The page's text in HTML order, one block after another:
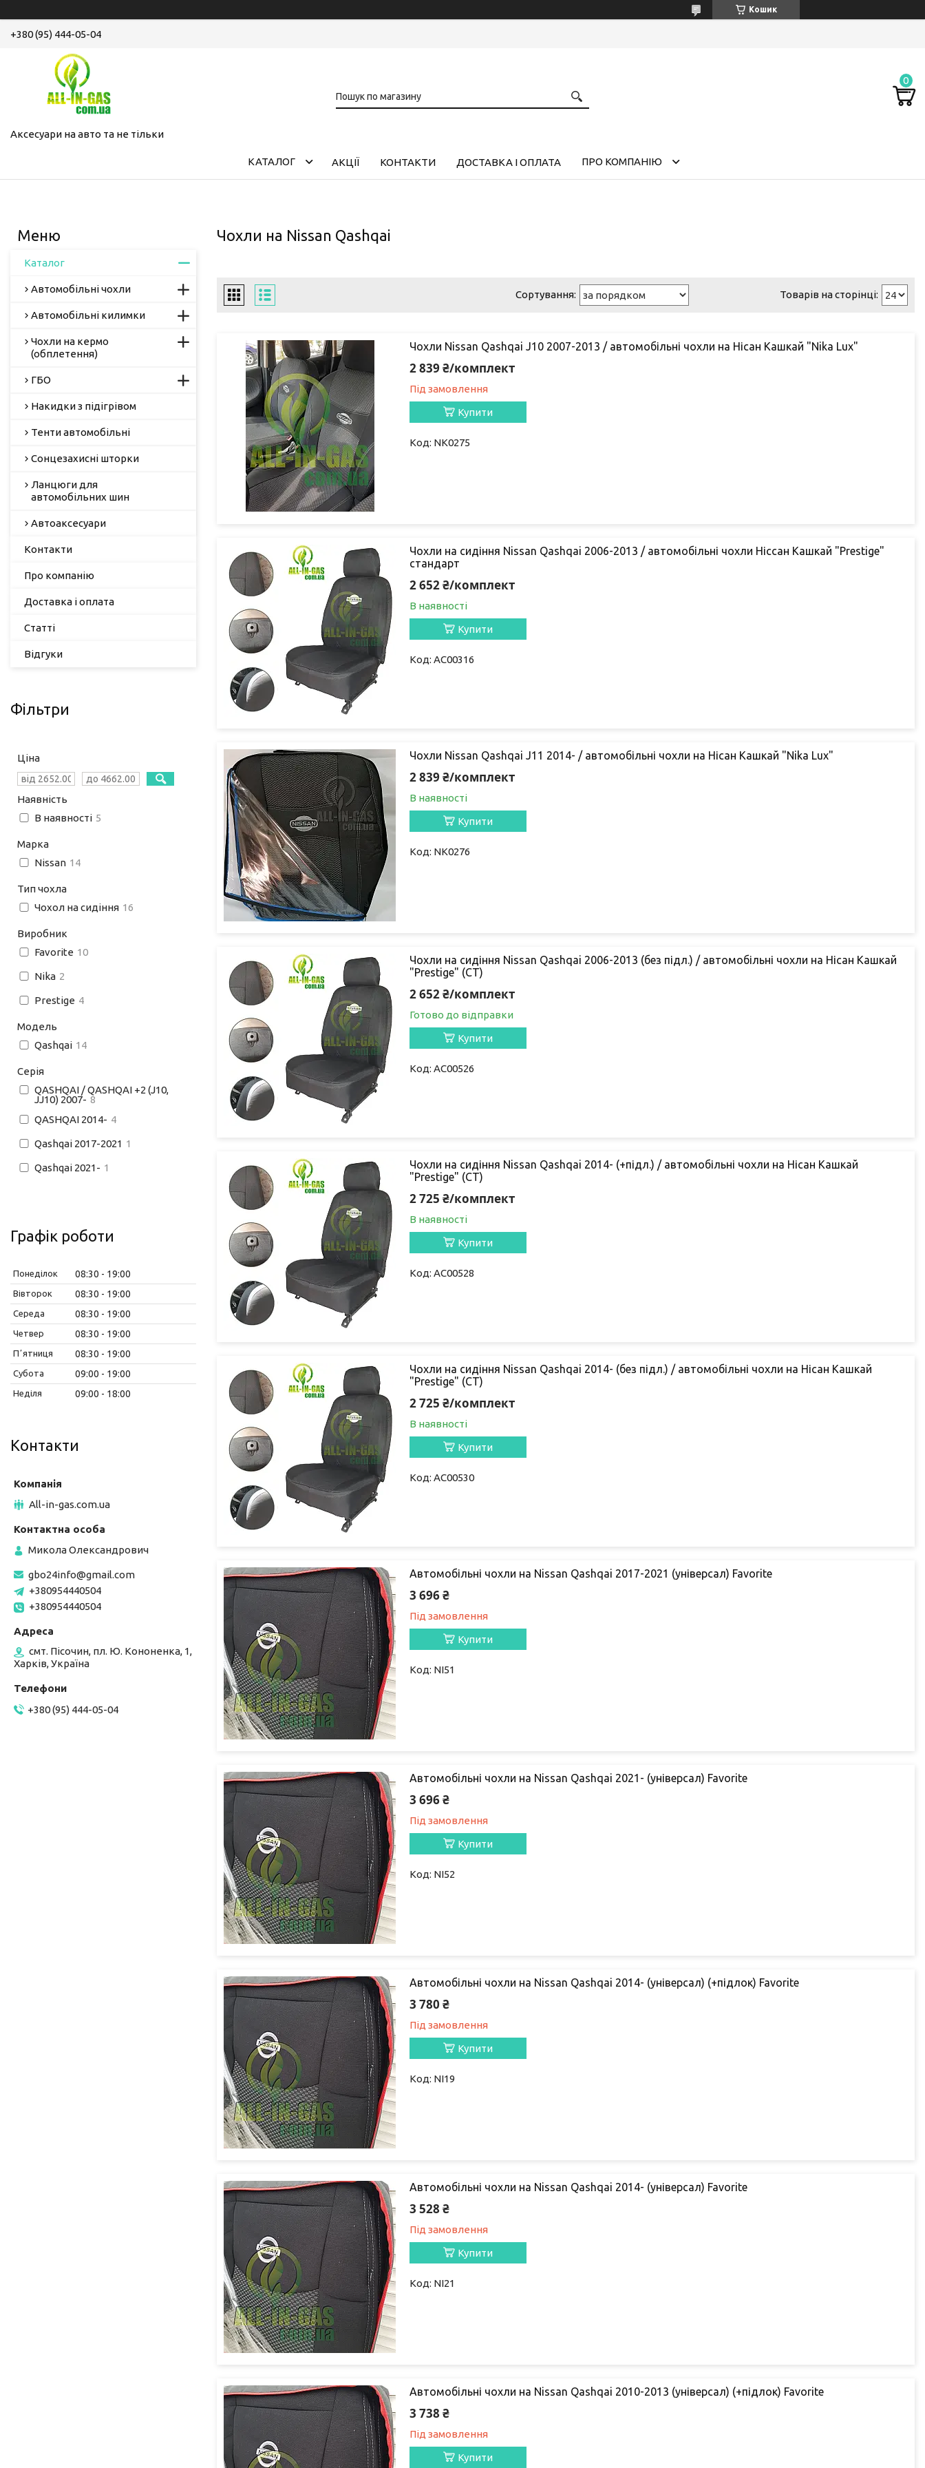
Кошик
+380 (95) 444-05-04
Аксесуари на авто та не тільки
КАТАЛОГ АКЦІЇ КОНТАКТИ ДОСТАВКА І ОПЛАТА ПРО КОМПАНІЮ
Чохли на Nissan Qashqai
Чохли Nissan Qashqai J10 2007-2013 / автомобільні чохли на Нісан Кашкай "Nika Lux"
2 839 ₴/комплект
Під замовлення
Купити
NK0275
Чохли на сидіння Nissan Qashqai 2006-2013 / автомобільні чохли Ніссан Кашкай "Prestige"
стандарт
2 652 ₴/комплект
В наявності
Купити
AC00316
Чохли Nissan Qashqai J11 2014- / автомобільні чохли на Нісан Кашкай "Nika Lux"
2 839 ₴/комплект
В наявності
Купити
NK0276
Чохли на сидіння Nissan Qashqai 2006-2013 (без підл.) / автомобільні чохли на Нісан Кашкай
"Prestige" (СТ)
2 652 ₴/комплект
Готово до відправки
Купити
AC00526
Чохли на сидіння Nissan Qashqai 2014- (+підл.) / автомобільні чохли на Нісан Кашкай
"Prestige" (СТ)
2 725 ₴/комплект
В наявності
Купити
AC00528
Чохли на сидіння Nissan Qashqai 2014- (без підл.) / автомобільні чохли на Нісан Кашкай
"Prestige" (СТ)
2 725 ₴/комплект
В наявності
Купити
AC00530
Автомобільні чохли на Nissan Qashqai 2017-2021 (універсал) Favorite
3 696 ₴
Під замовлення
Купити
NI51
Автомобільні чохли на Nissan Qashqai 2021- (універсал) Favorite
3 696 ₴
Під замовлення
Купити
NI52
Автомобільні чохли на Nissan Qashqai 2014- (універсал) (+підлок) Favorite
3 780 ₴
Під замовлення
Купити
NI19
Автомобільні чохли на Nissan Qashqai 2014- (універсал) Favorite
3 528 ₴
Під замовлення
Купити
NI21
Автомобільні чохли на Nissan Qashqai 2010-2013 (універсал) (+підлок) Favorite
3 738 ₴
Під замовлення
Купити
Каталог
Автомобільні чохли
Автомобільні килимки
Чохли на кермо
(обплетення)
ГБО
Накидки з підігрівом
Тенти автомобільні
Сонцезахисні шторки
Ланцюги для
автомобільних шин
Автоаксесуари
Контакти
Про компанію
Доставка і оплата
Статті
Відгуки
Фільтри
Ціна
Наявність
В наявності 5
Марка
Nissan 14
Тип чохла
Чохол на сидіння 16
Виробник
Favorite 10
Nika 2
Prestige 4
Модель
Qashqai 14
Серія
QASHQAI / QASHQAI +2 (J10,
JJ10) 2007- 8
QASHQAI 2014- 4
Qashqai 2017-2021 1
Qashqai 2021- 1
Графік роботи
Понеділок 08:30 19:00
Вівторок 08:30 19:00
Середа 08:30 19:00
Четвер 08:30 19:00
Пʼятниця 08:30 19:00
Субота 09:00 19:00
Неділя 09:00 18:00
Контакти
All-in-gas.com.ua
Микола Олександрович
gbo24info@gmail.com
+380954440504
+380954440504
смт. Пісочин, пл. Ю. Кононенка, 1,
Харків, Україна
+380 (95) 444-05-04